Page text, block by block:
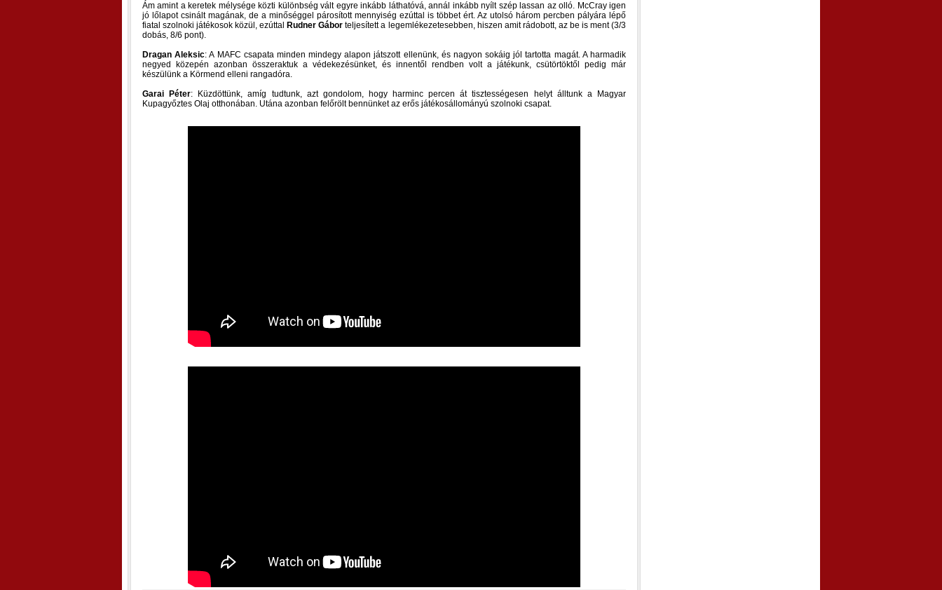
Ám amint a keretek mélysége közti különbség vált egyre inkább láthatóvá, annál inkább nyílt szép lassan az olló. McCray igen
jó lőlapot csinált magának, de a minőséggel párosított mennyiség ezúttal is többet ért. Az utolsó három percben pályára lépő
fiatal szolnoki játékosok közül, ezúttal Rudner Gábor teljesített a legemlékezetesebben, hiszen amit rádobott, az be is ment (3/3
dobás, 8/6 pont).
Dragan Aleksic: A MAFC csapata minden mindegy alapon játszott ellenünk, és nagyon sokáig jól tartotta magát. A harmadik
negyed közepén azonban összeraktuk a védekezésünket, és innentől rendben volt a játékunk, csütörtöktől pedig már
készülünk a Körmend elleni rangadóra.
Garai Péter: Küzdöttünk, amíg tudtunk, azt gondolom, hogy harminc percen át tisztességesen helyt álltunk a Magyar
Kupagyőztes Olaj otthonában. Utána azonban felőrölt bennünket az erős játékosállományú szolnoki csapat.